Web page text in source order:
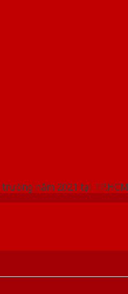
năm 2021 tại TP.HCM